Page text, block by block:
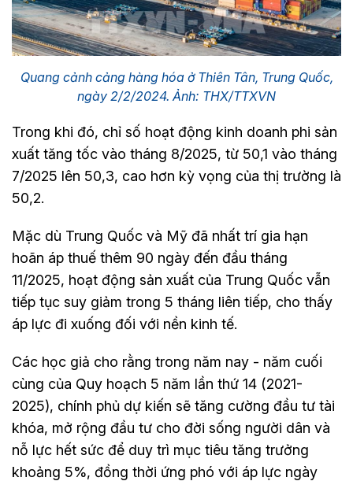
Quang cảnh cảng hàng hóa ở Thiên Tân, Trung Quốc,
ngày 2/2/2024. Ảnh: THX/TTXVN
Trong khi đó, chỉ số hoạt động kinh doanh phi sản
xuất tăng tốc vào tháng 8/2025, từ 50,1 vào tháng
7/2025 lên 50,3, cao hơn kỳ vọng của thị trường là
50,2.
Mặc dù Trung Quốc và Mỹ đã nhất trí gia hạn
hoãn áp thuế thêm 90 ngày đến đầu tháng
11/2025, hoạt động sản xuất của Trung Quốc vẫn
tiếp tục suy giảm trong 5 tháng liên tiếp, cho thấy
áp lực đi xuống đối với nền kinh tế.
Các học giả cho rằng trong năm nay - năm cuối
cùng của Quy hoạch 5 năm lần thứ 14 (2021-
2025), chính phủ dự kiến sẽ tăng cường đầu tư tài
khóa, mở rộng đầu tư cho đời sống người dân và
nỗ lực hết sức để duy trì mục tiêu tăng trưởng
khoảng 5%, đồng thời ứng phó với áp lực ngày